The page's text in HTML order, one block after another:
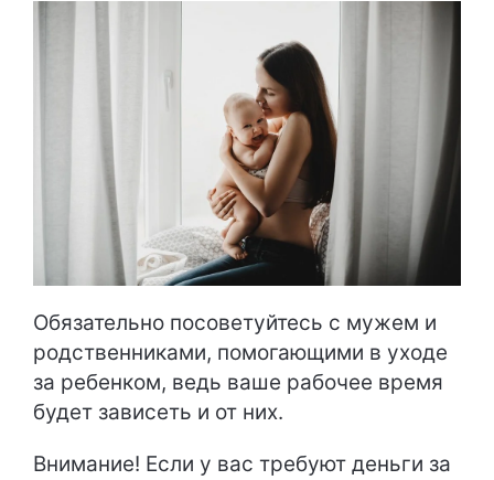
Обязательно посоветуйтесь с мужем и
родственниками, помогающими в уходе
за ребенком, ведь ваше рабочее время
будет зависеть и от них.
Внимание! Если у вас требуют деньги за